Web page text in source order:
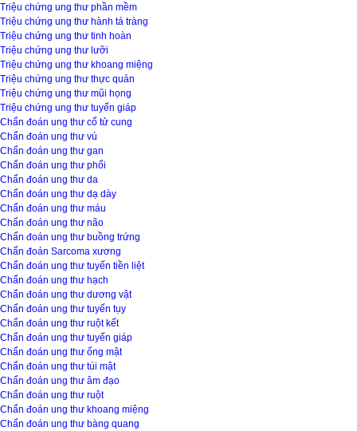
Triệu chứng ung thư phần mềm
Triệu chứng ung thư hành tá tràng
Triệu chứng ung thư tinh hoàn
Triệu chứng ung thư lưỡi
Triệu chứng ung thư khoang miệng
Triệu chứng ung thư thực quản
Triệu chứng ung thư mũi họng
Triệu chứng ung thư tuyến giáp
Chẩn đoán ung thư cổ tử cung
Chẩn đoán ung thư vú
Chẩn đoán ung thư gan
Chẩn đoán ung thư phổi
Chẩn đoán ung thư da
Chẩn đoán ung thư dạ dày
Chẩn đoán ung thư máu
Chẩn đoán ung thư não
Chẩn đoán ung thư buồng trứng
Chẩn đoán Sarcoma xương
Chẩn đoán ung thư tuyến tiền liệt
Chẩn đoán ung thư hạch
Chẩn đoán ung thư dương vật
Chẩn đoán ung thư tuyến tụy
Chẩn đoán ung thư ruột kết
Chẩn đoán ung thư tuyến giáp
Chẩn đoán ung thư ống mật
Chẩn đoán ung thư túi mật
Chẩn đoán ung thư âm đạo
Chẩn đoán ung thư ruột
Chẩn đoán ung thư khoang miệng
Chẩn đoán ung thư bàng quang